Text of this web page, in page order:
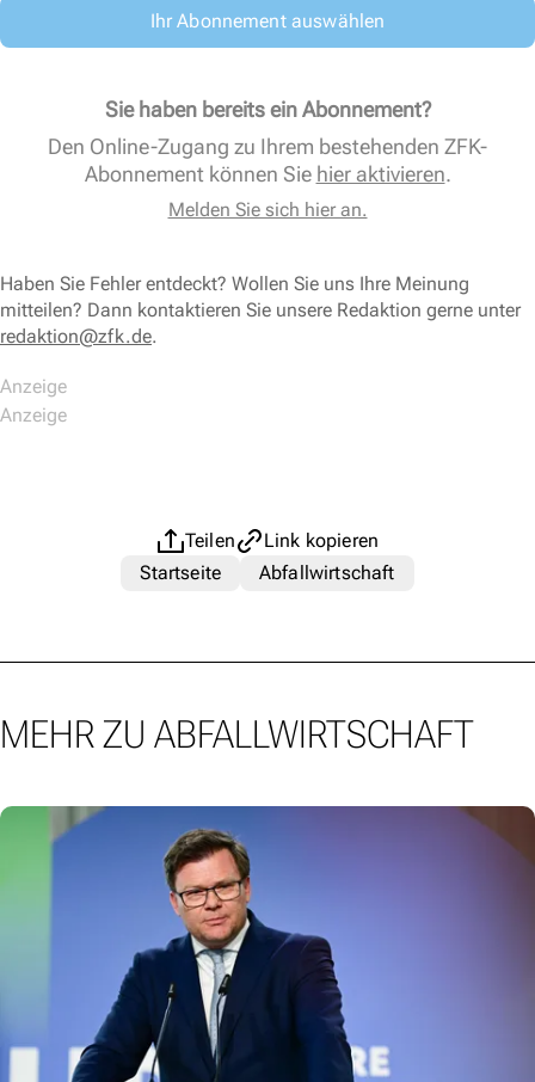
Ihr Abonnement auswählen
Sie haben bereits ein Abonnement?
Den Online-Zugang zu Ihrem bestehenden ZFK-
Abonnement können Sie hier aktivieren.
Melden Sie sich hier an.
Haben Sie Fehler entdeckt? Wollen Sie uns Ihre Meinung
mitteilen? Dann kontaktieren Sie unsere Redaktion gerne unter
redaktion@zfk.de.
Teilen
Link kopieren
Startseite
Abfallwirtschaft
MEHR ZU ABFALLWIRTSCHAFT